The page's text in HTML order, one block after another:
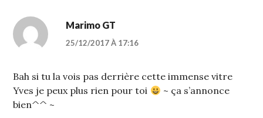
Marimo GT
25/12/2017 À 17:16
Bah si tu la vois pas derrière cette immense vitre
Yves je peux plus rien pour toi
~ ça s’annonce
bien^^ ~